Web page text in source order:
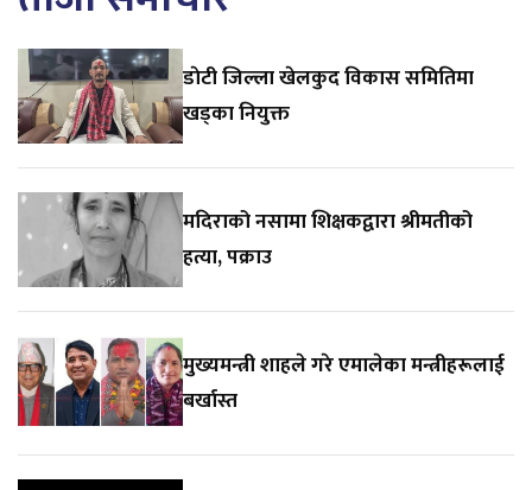
डाेटी जिल्ला खेलकुद विकास समितिमा
खड्का नियुक्त
मदिराको नसामा शिक्षकद्वारा श्रीमतीको
हत्या, पक्राउ
मुख्यमन्त्री शाहले गरे एमालेका मन्त्रीहरूलाई
बर्खास्त